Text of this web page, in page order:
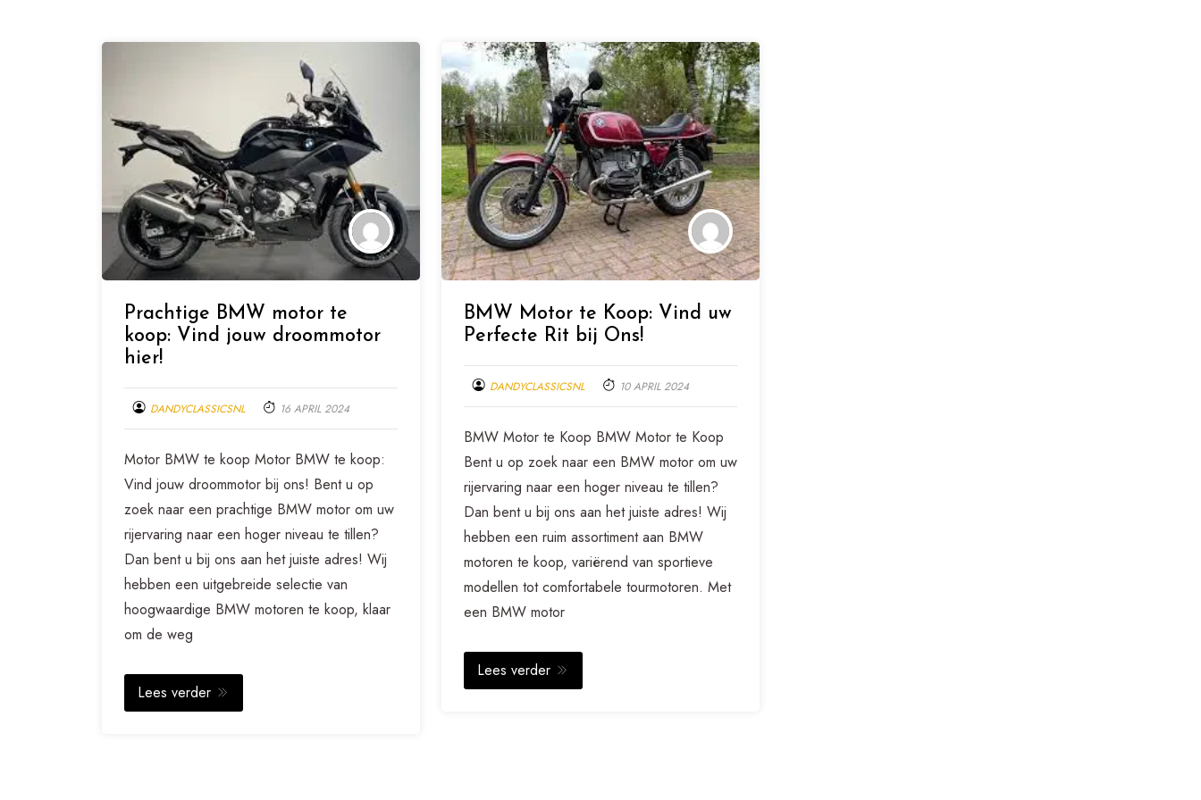
Prachtige BMW motor te
koop: Vind jouw droommotor
hier!
DANDYCLASSICSNL 16 APRIL 2024
Motor BMW te koop Motor BMW te koop:
Vind jouw droommotor bij ons! Bent u op
zoek naar een prachtige BMW motor om uw
rijervaring naar een hoger niveau te tillen?
Dan bent u bij ons aan het juiste adres! Wij
hebben een uitgebreide selectie van
hoogwaardige BMW motoren te koop, klaar
om de weg
Lees verder
BMW Motor te Koop: Vind uw
Perfecte Rit bij Ons!
DANDYCLASSICSNL 10 APRIL 2024
BMW Motor te Koop BMW Motor te Koop
Bent u op zoek naar een BMW motor om uw
rijervaring naar een hoger niveau te tillen?
Dan bent u bij ons aan het juiste adres! Wij
hebben een ruim assortiment aan BMW
motoren te koop, variërend van sportieve
modellen tot comfortabele tourmotoren. Met
een BMW motor
Lees verder